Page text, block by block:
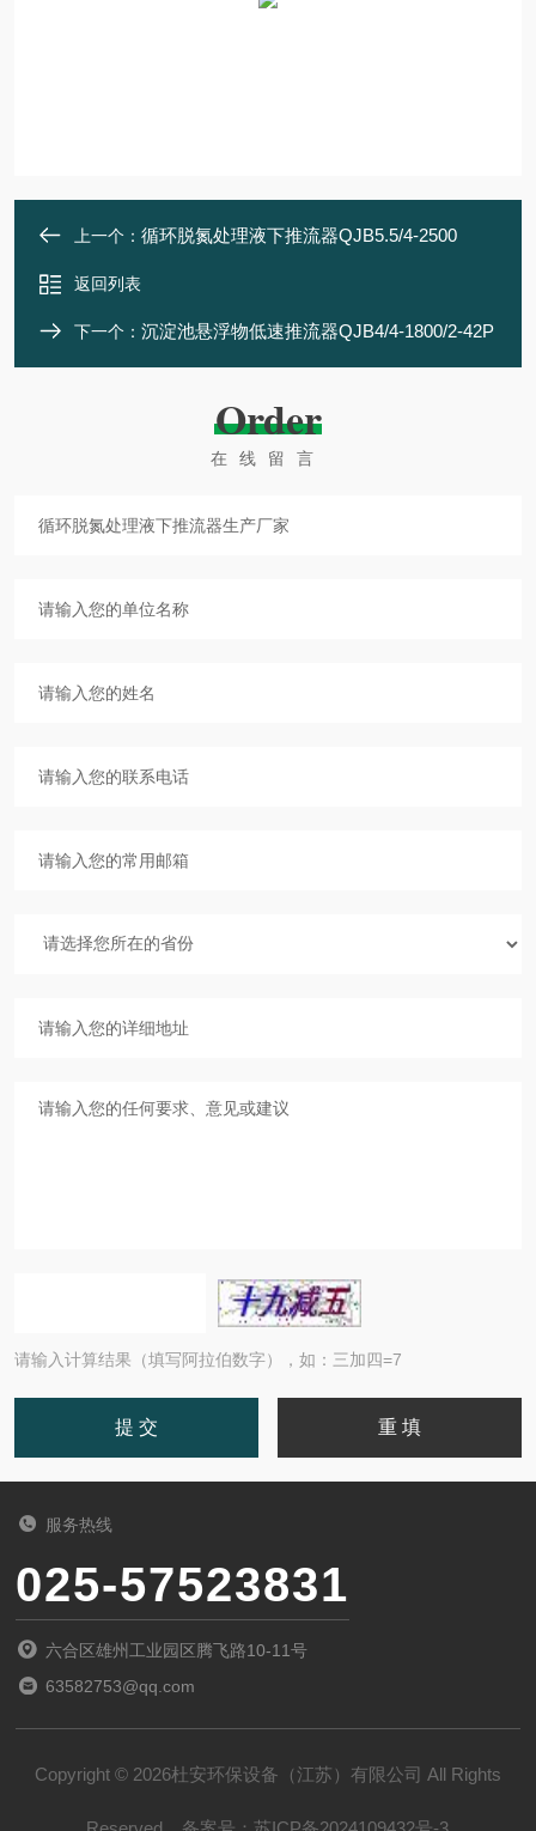
上一个： 循环脱氮处理液下推流器QJB5.5/4-2500
返回列表
下一个： 沉淀池悬浮物低速推流器QJB4/4-1800/2-42P
Order
在线留言
请输入计算结果（填写阿拉伯数字），如：三加四=7
服务热线
025-57523831
六合区雄州工业园区腾飞路10-11号
63582753@qq.com
Copyright © 2026杜安环保设备（江苏）有限公司 All Rights